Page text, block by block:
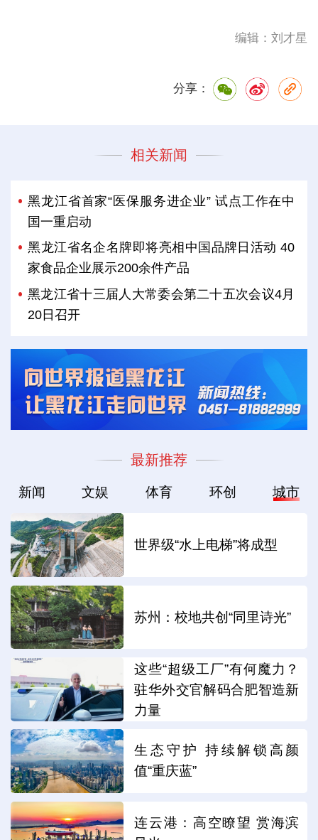
编辑：刘才星
分享：
相关新闻
黑龙江省首家“医保服务进企业” 试点工作在中
国一重启动
黑龙江省名企名牌即将亮相中国品牌日活动 40
家食品企业展示200余件产品
黑龙江省十三届人大常委会第二十五次会议4月
20日召开
最新推荐
新闻 文娱 体育 环创 城市
世界级“水上电梯”将成型
苏州：校地共创“同里诗光”
这些“超级工厂”有何魔力？
驻华外交官解码合肥智造新
力量
生态守护 持续解锁高颜
值“重庆蓝”
连云港：高空瞭望 赏海滨